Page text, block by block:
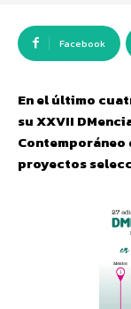
Facebook
En el último
su XXVII
Contemporáneo
proyectos